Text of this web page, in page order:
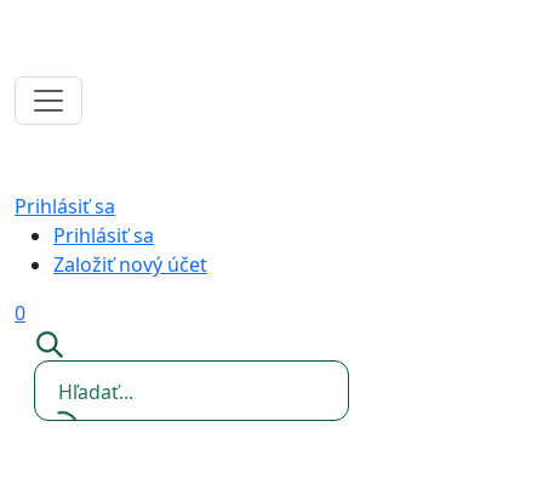
Prihlásiť sa
Prihlásiť sa
Založiť nový účet
0